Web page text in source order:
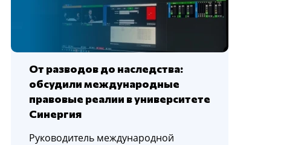
От разводов до наследства:
обсудили международные
правовые реалии в университете
Синергия
Руководитель международной